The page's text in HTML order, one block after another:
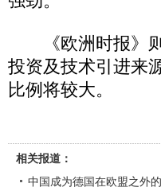
《欧洲时报》则
投资及技术引进来
比例将较大。
相关报道：
中国成为德国在欧盟之外